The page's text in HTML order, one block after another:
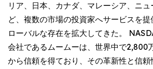
リア、日本、カナダ、マレーシア、ニ
ど、複数の市場の投資家へサービスを
ローバルな存在を拡大してきた。
会社であるムームーは、世界中で2,800
から信頼を得ており、その革新性と信